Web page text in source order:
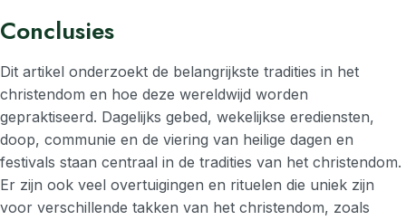
Conclusies
Dit artikel onderzoekt de belangrijkste tradities in het
christendom en hoe deze wereldwijd worden
gepraktiseerd. Dagelijks gebed, wekelijkse erediensten,
doop, communie en de viering van heilige dagen en
festivals staan centraal in de tradities van het christendom.
Er zijn ook veel overtuigingen en rituelen die uniek zijn
voor verschillende takken van het christendom, zoals